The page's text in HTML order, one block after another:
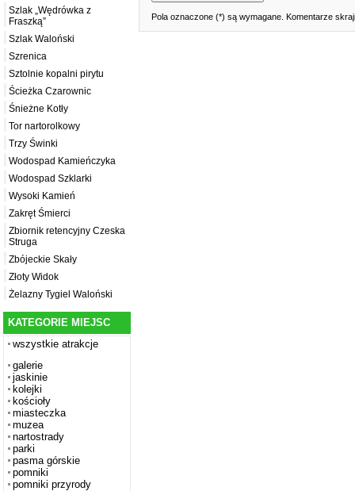
Szlak „Wędrówka z
Fraszką”
Szlak Waloński
Szrenica
Sztolnie kopalni pirytu
Ścieżka Czarownic
Śnieżne Kotły
Tor nartorolkowy
Trzy Świnki
Wodospad Kamieńczyka
Wodospad Szklarki
Wysoki Kamień
Zakręt Śmierci
Zbiornik retencyjny Czeska
Struga
Zbójeckie Skały
Złoty Widok
Żelazny Tygiel Waloński
KATEGORIE MIEJSC
wszystkie atrakcje
galerie
jaskinie
kolejki
kościoły
miasteczka
muzea
nartostrady
parki
pasma górskie
pomniki
pomniki przyrody
Pola oznaczone (*) są wymagane. Komentarze